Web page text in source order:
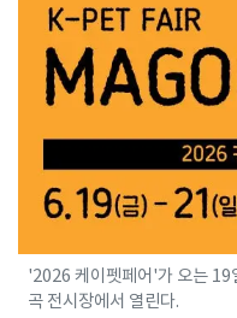
'2026 케이펫페어'가 오는 19
곡 전시장에서 열린다.